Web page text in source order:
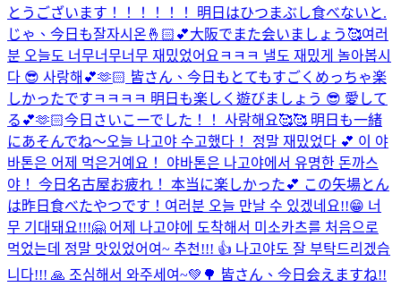
とうございます！！！！！！ 明日はひつまぶし食べないと.
じゃ、今日も잘자시온🤞🏻💕大阪でまた会いましょう🥰여러
분 오늘도 너무너무너무 재밌었어요ㅋㅋㅋ 낼도 재밌게 놀아봅시
다 😎 사랑해💕🫶🏻 皆さん、今日もとてもすごくめっちゃ楽
しかったですㅋㅋㅋㅋ 明日も楽しく遊びましょう 😎 愛して
る💕🫶🏻今日さいこーでした！！ 사랑해요🥰🥰 明日も一緒
にあそんでね〜오늘 나고야 수고했다！ 정말 재밌었다 💕 이 야
바톤은 어제 먹은거예요！ 야바톤은 나고야에서 유명한 돈까스
야！ 今日名古屋お疲れ！ 本当に楽しかった💕 この矢場とん
は昨日食べたやつです！ 여러분 오늘 만날 수 있겠네요!!😁 너
무 기대돼요!!!🤗 어제 나고야에 도착해서 미소카츠를 처음으로
먹었는데 정말 맛있었어여~ 추천!!! 👍 나고야도 잘 부탁드리겠습
니다!!! 🙏 조심해서 와주세여~💚🌳 皆さん、今日会えますね!!